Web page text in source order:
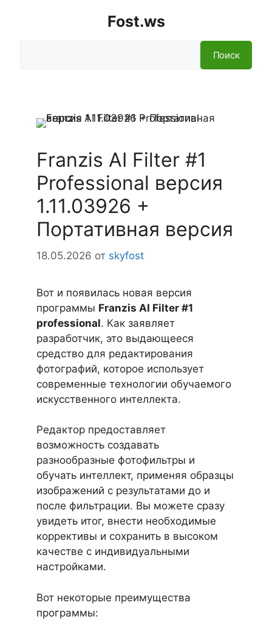
Fost.ws
Поиск
Franzis AI Filter #1
Professional версия
1.11.03926 +
Портативная версия
18.05.2026 от skyfost
Вот и появилась новая версия
программы Franzis AI Filter #1
professional. Как заявляет
разработчик, это выдающееся
средство для редактирования
фотографий, которое использует
современные технологии обучаемого
искусственного интеллекта.
Редактор предоставляет
возможность создавать
разнообразные фотофильтры и
обучать интеллект, применяя образцы
изображений с результатами до и
после фильтрации. Вы можете сразу
увидеть итог, внести необходимые
коррективы и сохранить в высоком
качестве с индивидуальными
настройками.
Вот некоторые преимущества
программы: